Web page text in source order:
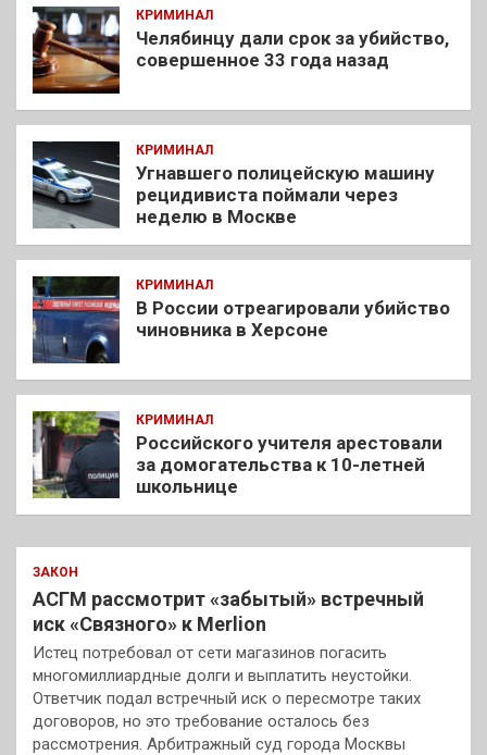
КРИМИНАЛ
Челябинцу дали срок за убийство,
совершенное 33 года назад
КРИМИНАЛ
Угнавшего полицейскую машину
рецидивиста поймали через
неделю в Москве
КРИМИНАЛ
В России отреагировали убийство
чиновника в Херсоне
КРИМИНАЛ
Российского учителя арестовали
за домогательства к 10-летней
школьнице
ЗАКОН
АСГМ рассмотрит «забытый» встречный
иск «Связного» к Merlion
Истец потребовал от сети магазинов погасить
многомиллиардные долги и выплатить неустойки.
Ответчик подал встречный иск о пересмотре таких
договоров, но это требование осталось без
рассмотрения. Арбитражный суд города Москвы